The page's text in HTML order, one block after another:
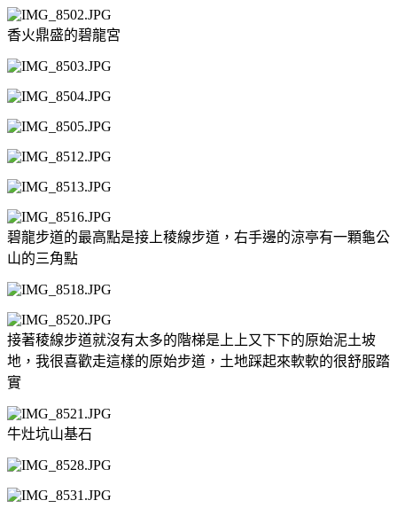
香火鼎盛的碧龍宮
碧龍步道的最高點是接上稜線步道，右手邊的涼亭有一顆龜公
山的三角點
接著稜線步道就沒有太多的階梯是上上又下下的原始泥土坡
地，我很喜歡走這樣的原始步道，土地踩起來軟軟的很舒服踏
實
牛灶坑山基石